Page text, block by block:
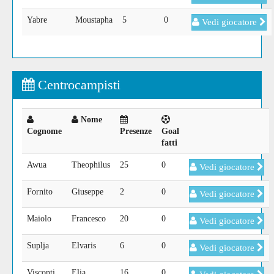
Yabre Moustapha 5 0 Vedi giocatore
Centrocampisti
Cognome
Nome
Presenze
Goal
fatti
Awua Theophilus 25 0 Vedi giocatore
Fornito Giuseppe 2 0 Vedi giocatore
Maiolo Francesco 20 0 Vedi giocatore
Suplja Elvaris 6 0 Vedi giocatore